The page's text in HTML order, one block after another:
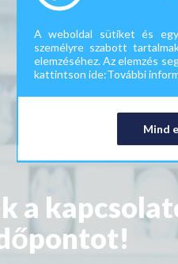
a
A weboldal sütiket és
személyre szabott
elemzéséhez. Az elemzés
kattintson ide:További
Mind